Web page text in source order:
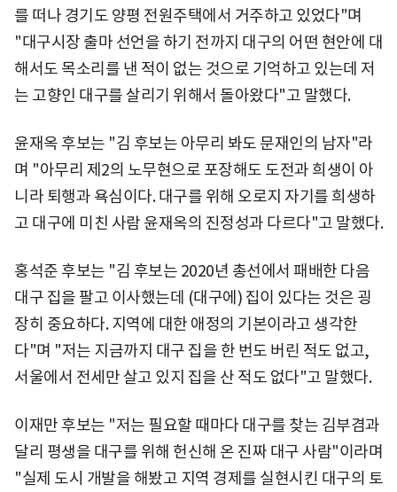
를 떠나 경기도 양평 전원주택에서 거주하고 있었다"며
"대구시장 출마 선언을 하기 전까지 대구의 어떤 현안에 대
해서도 목소리를 낸 적이 없는 것으로 기억하고 있는데 저
는 고향인 대구를 살리기 위해서 돌아왔다"고 말했다.
윤재옥 후보는 "김 후보는 아무리 봐도 문재인의 남자"라
며 "아무리 제2의 노무현으로 포장해도 도전과 희생이 아
니라 퇴행과 욕심이다. 대구를 위해 오로지 자기를 희생하
고 대구에 미친 사람 윤재옥의 진정성과 다르다"고 말했다.
홍석준 후보는 "김 후보는 2020년 총선에서 패배한 다음
대구 집을 팔고 이사했는데 (대구에) 집이 있다는 것은 굉
장히 중요하다. 지역에 대한 애정의 기본이라고 생각한
다"며 "저는 지금까지 대구 집을 한 번도 버린 적도 없고,
서울에서 전세만 살고 있지 집을 산 적도 없다"고 말했다.
이재만 후보는 "저는 필요할 때마다 대구를 찾는 김부겸과
달리 평생을 대구를 위해 헌신해 온 진짜 대구 사람"이라며
"실제 도시 개발을 해봤고 지역 경제를 실현시킨 대구의 토